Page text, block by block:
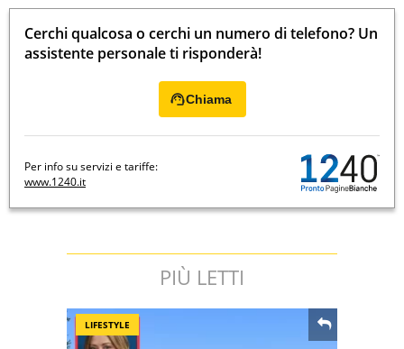
Cerchi qualcosa o cerchi un numero di telefono? Un
assistente personale ti risponderà!
Chiama
Per info su servizi e tariffe:
www.1240.it
PIÙ LETTI
LIFESTYLE